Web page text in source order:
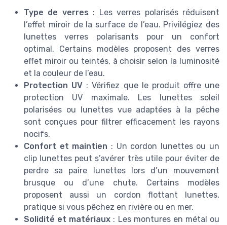
Type de verres : Les verres polarisés réduisent
l’effet miroir de la surface de l’eau. Privilégiez des
lunettes verres polarisants pour un confort
optimal. Certains modèles proposent des verres
effet miroir ou teintés, à choisir selon la luminosité
et la couleur de l’eau.
Protection UV : Vérifiez que le produit offre une
protection UV maximale. Les lunettes soleil
polarisées ou lunettes vue adaptées à la pêche
sont conçues pour filtrer efficacement les rayons
nocifs.
Confort et maintien : Un cordon lunettes ou un
clip lunettes peut s’avérer très utile pour éviter de
perdre sa paire lunettes lors d’un mouvement
brusque ou d’une chute. Certains modèles
proposent aussi un cordon flottant lunettes,
pratique si vous pêchez en rivière ou en mer.
Solidité et matériaux : Les montures en métal ou